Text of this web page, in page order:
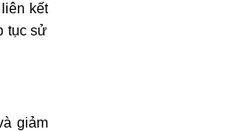
kết
tục sử
giảm